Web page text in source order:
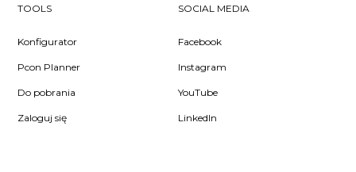
TOOLS
Konfigurator
Pcon Planner
Do pobrania
Zaloguj się
SOCIAL MEDIA
Facebook
Instagram
YouTube
LinkedIn